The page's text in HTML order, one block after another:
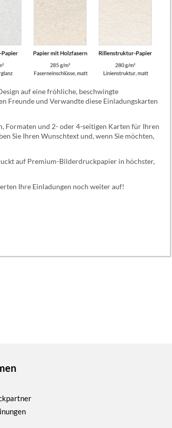
auf eine fröhliche, beschwingte
Freunde und Verwandte diese Einladungskarten
Formaten und 2- oder 4-seitigen Karten für Ihren
Sie Ihren Wunschtext und, wenn Sie möchten,
auf Premium-Bilderdruckpapier in höchster,
Ihre Einladungen noch weiter auf!